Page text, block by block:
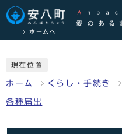
ホームへ
現在位置
ホーム くらし・手続き
各種届出